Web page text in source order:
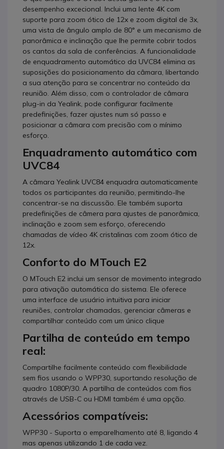
desempenho excecional. Inclui uma lente 4K com
suporte para zoom ótico de 12x e zoom digital de 3x,
uma vista de ângulo amplo de 80° e um mecanismo de
panorâmica e inclinação que lhe permite cobrir todos
os cantos da sala de conferências. A funcionalidade
de enquadramento automático da UVC84 elimina as
suposições do posicionamento da câmara, libertando
a sua atenção para se concentrar no conteúdo da
reunião. Além disso, com o controlador de câmara
plug-in da Yealink, pode configurar facilmente
predefinições, fazer ajustes num só passo e
posicionar a câmara com precisão com o mínimo
esforço.
Enquadramento automático com
UVC84
A câmara Yealink UVC84 enquadra automaticamente
todos os participantes da reunião, permitindo-lhe
concentrar-se na discussão. Ele também suporta
predefinições de câmera para ajustes de panorâmica,
inclinação e zoom sem esforço, oferecendo
chamadas de vídeo 4K cristalinas com zoom ótico de
12x.
Conforto do MTouch E2
O MTouch E2 inclui um sensor de movimento integrado
para ativação automática do sistema. Ele oferece
uma interface de usuário intuitiva para iniciar
reuniões, controlar chamadas, gerenciar câmeras e
compartilhar conteúdo com um único clique
Partilha de conteúdo em tempo
real:
Compartilhe facilmente conteúdo com flexibilidade
sem fios usando o WPP30, suportando resolução de
quadro 1080P/30. A partilha de conteúdos com fios
através de USB-C ou HDMI também é uma opção.
Acessórios compatíveis:
WPP30 - Suporta o emparelhamento até 8, ligando 4
mas apenas utilizando 1 de cada vez.